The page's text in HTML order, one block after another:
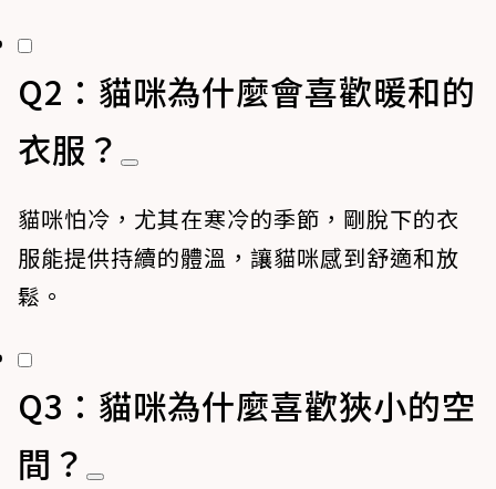
Q2：貓咪為什麼會喜歡暖和的
衣服？
貓咪怕冷，尤其在寒冷的季節，剛脫下的衣
服能提供持續的體溫，讓貓咪感到舒適和放
鬆。
Q3：貓咪為什麼喜歡狹小的空
間？